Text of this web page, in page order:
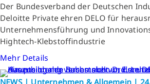
Der Bundesverband der Deutschen
Deloitte Private ehren DELO für
Unternehmensführung und
Hightech-Klebstoffindustrie
Mehr Details
NEWS | Unternehmen & Allgemein |